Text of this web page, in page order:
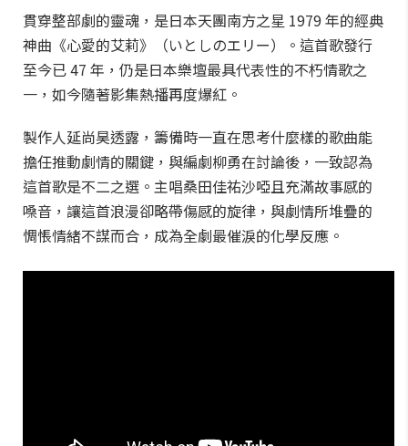
貫穿整部劇的靈魂，是日本天團南方之星 1979 年的經典
神曲《心愛的艾莉》（いとしのエリー）。這首歌發行
至今已 47 年，仍是日本樂壇最具代表性的不朽情歌之
一，如今隨著影集熱播再度爆紅。
製作人延尚昊透露，籌備時一直在思考什麼樣的歌曲能
擔任推動劇情的關鍵，與編劇柳勇在討論後，一致認為
這首歌是不二之選。主唱桑田佳祐沙啞且充滿故事感的
嗓音，讓這首浪漫卻略帶傷感的旋律，與劇情所堆疊的
惆悵情緒不謀而合，成為全劇最催淚的化學反應。